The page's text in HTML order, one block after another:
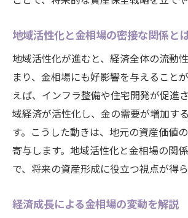
地域活性化と金相場の密接な関係と
地域活性化が進むと、経済全体の流動
まり、金相場にも好影響を与えること
えば、インフラ整備や住宅開発が促進
域経済が活性化し、金の需要が増加す
す。こうした動きは、地元の資産価値
寄与します。地域活性化と金相場の関
で、将来の資産形成に役立つ視点が得ら
経済成長による金相場の変動を解説